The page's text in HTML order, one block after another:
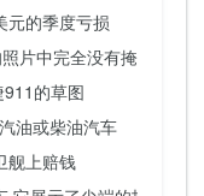
元的季度亏损
片中完全没有掩饰
的草图
油或柴油汽车
舰上赔钱